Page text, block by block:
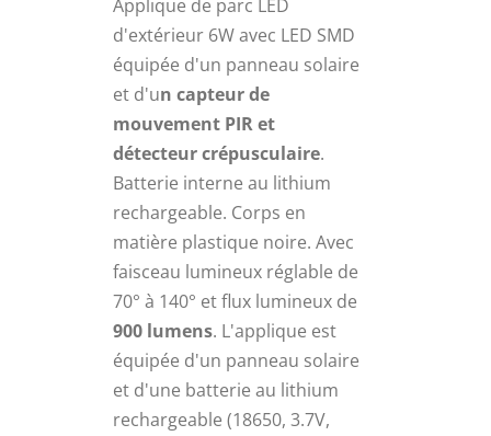
était :
60,87 €.
est :
38,00 €.
Applique de parc LED
d'extérieur 6W avec LED SMD
équipée d'un panneau solaire
et d'un capteur de
mouvement PIR et
détecteur crépusculaire.
Batterie interne au lithium
rechargeable. Corps en
matière plastique noire. Avec
faisceau lumineux réglable de
70° à 140° et flux lumineux de
900 lumens. L'applique est
équipée d'un panneau solaire
et d'une batterie au lithium
rechargeable (18650, 3.7V,